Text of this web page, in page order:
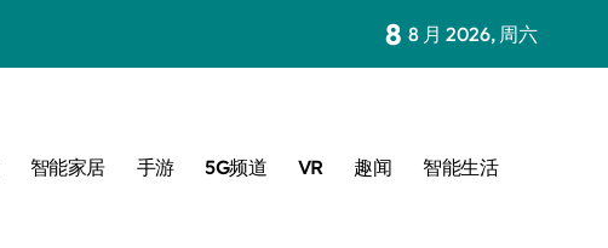
8 8 月 2026, 周六
智能家居 手游 5G频道 VR 趣闻 智能生活